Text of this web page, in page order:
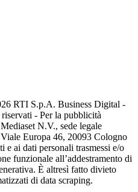
RTI S.p.A. Business Digital -
- Per la pubblicità
N.V., sede legale
Europa 46, 20093 Cologno
e ai dati personali trasmessi e/o
funzionale all’addestramento di
È altresì fatto divieto
di data scraping.